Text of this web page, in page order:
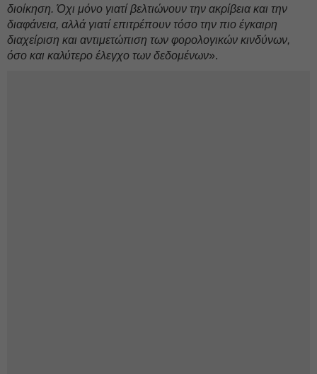
διοίκηση. Όχι μόνο γιατί βελτιώνουν την ακρίβεια και την
διαφάνεια, αλλά γιατί επιτρέπουν τόσο την πιο έγκαιρη
διαχείριση και αντιμετώπιση των φορολογικών κινδύνων,
όσο και καλύτερο έλεγχο των δεδομένων».